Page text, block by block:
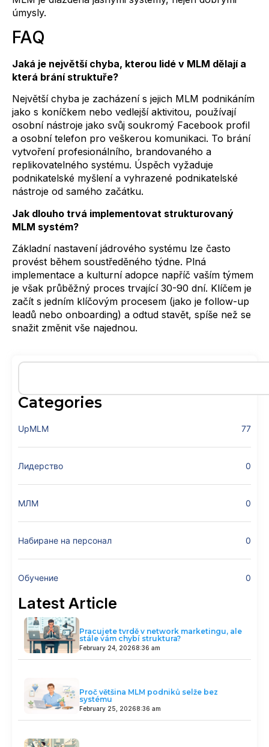
Categories
UpMLM 77
Лидерство 0
МЛМ 0
Набиране на персонал 0
Обучение 0
Latest Article
February 24, 20268:36 am
Pracujete tvrdě v network marketingu, ale
stále vám chybí struktura?
February 25, 20268:36 am
Proč většina MLM podniků selže bez
systému
úmysly.
FAQ
Jaká je největší chyba, kterou lidé v MLM dělají a
která brání struktuře?
Největší chyba je zacházení s jejich MLM podnikáním
jako s koníčkem nebo vedlejší aktivitou, používají
osobní nástroje jako svůj soukromý Facebook profil
a osobní telefon pro veškerou komunikaci. To brání
vytvoření profesionálního, brandovaného a
replikovatelného systému. Úspěch vyžaduje
podnikatelské myšlení a vyhrazené podnikatelské
nástroje od samého začátku.
Jak dlouho trvá implementovat strukturovaný
MLM systém?
Základní nastavení jádrového systému lze často
provést během soustředěného týdne. Plná
implementace a kulturní adopce napříč vaším týmem
je však průběžný proces trvající 30-90 dní. Klíčem je
začít s jedním klíčovým procesem (jako je follow-up
leadů nebo onboarding) a odtud stavět, spíše než se
snažit změnit vše najednou.